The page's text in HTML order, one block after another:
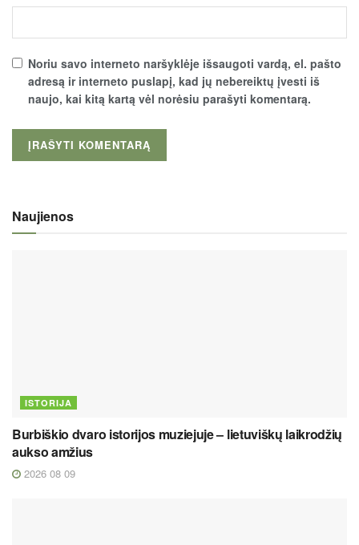
Noriu savo interneto naršyklėje išsaugoti vardą, el. pašto
adresą ir interneto puslapį, kad jų nebereiktų įvesti iš
naujo, kai kitą kartą vėl norėsiu parašyti komentarą.
Naujienos
ISTORIJA
Burbiškio dvaro istorijos muziejuje – lietuviškų laikrodžių
aukso amžius
2026 08 09